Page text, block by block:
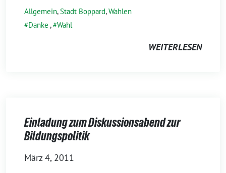
Allgemein,Stadt Boppard,Wahlen
Danke , Wahl
WEITERLESEN
Einladung zum Diskussionsabend zur
Bildungspolitik
März 4, 2011